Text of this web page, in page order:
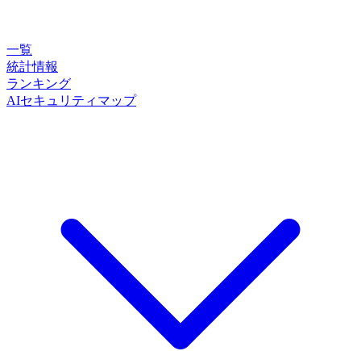
一覧
統計情報
ランキング
AIセキュリティマップ